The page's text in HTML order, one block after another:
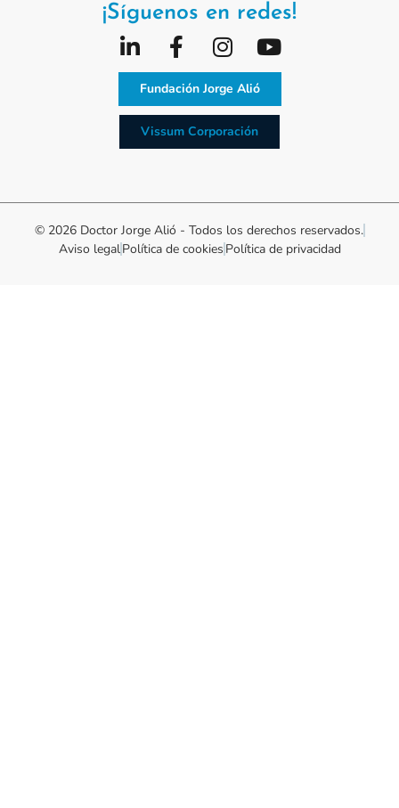
¡Síguenos en redes!
Fundación Jorge Alió
Vissum Corporación
© 2026 Doctor Jorge Alió - Todos los derechos reservados.
Aviso legalPolítica de cookies Política de privacidad